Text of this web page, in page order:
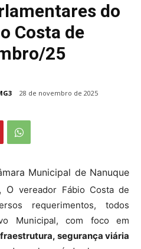
do
Costa de
25
28 de novembro de 2025
Municipal de Nanuque
Overeador Fábio Costa de
requerimentos, todos
Municipal, com foco em
segurança viária